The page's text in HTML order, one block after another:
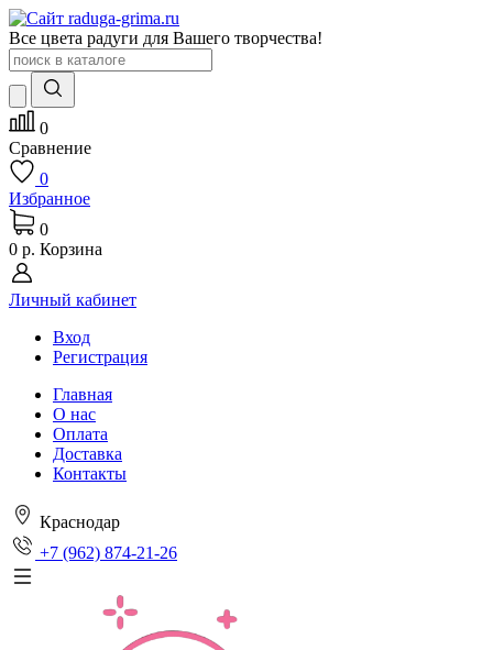
Все цвета радуги для Вашего творчества!
0
Сравнение
0
Избранное
0
0 р. Корзина
Личный кабинет
Вход
Регистрация
Главная
О нас
Оплата
Доставка
Контакты
Краснодар
+7 (962) 874-21-26